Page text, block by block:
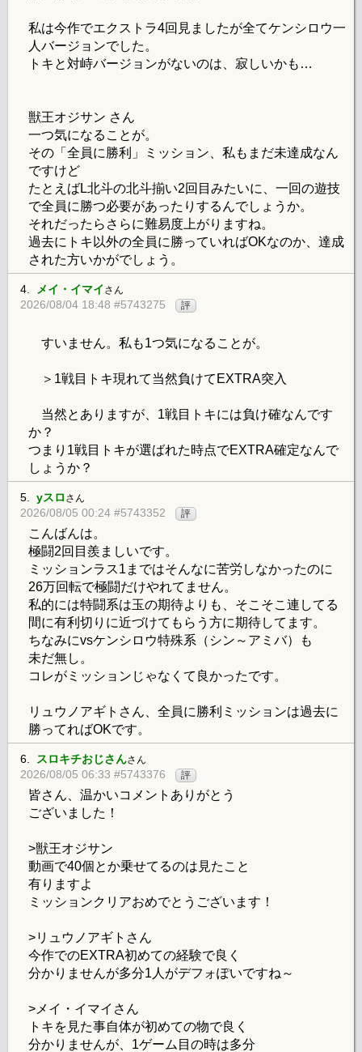
私は今作でエクストラ4回見ましたが全てケンシロウ一
人バージョンでした。
トキと対峙バージョンがないのは、寂しいかも…
獣王オジサン さん
一つ気になることが。
その「全員に勝利」ミッション、私もまだ未達成なん
ですけど
たとえばL北斗の北斗揃い2回目みたいに、一回の遊技
で全員に勝つ必要があったりするんでしょうか。
それだったらさらに難易度上がりますね。
過去にトキ以外の全員に勝っていればOKなのか、達成
された方いかがでしょう。
4. メイ・イマイ さん
2026/08/04 18:48 #5743275 評
すいません。私も1つ気になることが。
＞1戦目トキ現れて当然負けてEXTRA突入
当然とありますが、1戦目トキには負け確なんです
か？
つまり1戦目トキが選ばれた時点でEXTRA確定なんで
しょうか？
5. yスロ さん
2026/08/05 00:24 #5743352 評
こんばんは。
極闘2回目羨ましいです。
ミッションラス1まではそんなに苦労しなかったのに
26万回転で極闘だけやれてません。
私的には特闘系は玉の期待よりも、そこそこ連してる
間に有利切りに近づけてもらう方に期待してます。
ちなみにvsケンシロウ特殊系（シン～アミバ）も
未だ無し。
コレがミッションじゃなくて良かったです。
リュウノアギトさん、全員に勝利ミッションは過去に
勝ってればOKです。
6. スロキチおじさんさん
2026/08/05 06:33 #5743376 評
皆さん、温かいコメントありがとう
ございました！
>獣王オジサン
動画で40個とか乗せてるのは見たこと
有りますよ
ミッションクリアおめでとうございます！
>リュウノアギトさん
今作でのEXTRA初めての経験で良く
分かりませんが多分1人がデフォぽいですね～
>メイ・イマイさん
トキを見た事自体が初めての物で良く
分かりませんが、1ゲーム目の時は多分